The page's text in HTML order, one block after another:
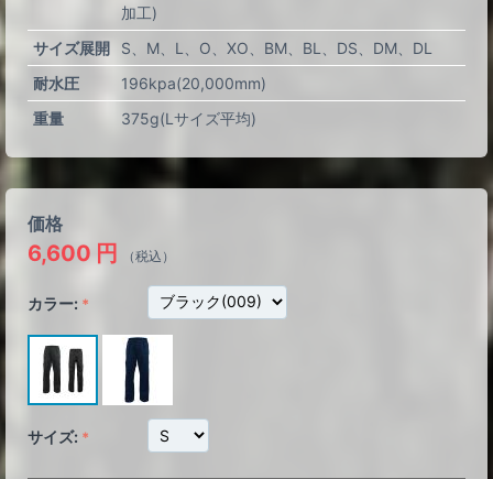
加工)
サイズ展開
S M L O XO BM BL DS DM
DL
耐水圧
196kpa(20,000mm)
重量
375g(Lサイズ平均)
価格
6,600 円 （税込）
カラー:
サイズ: